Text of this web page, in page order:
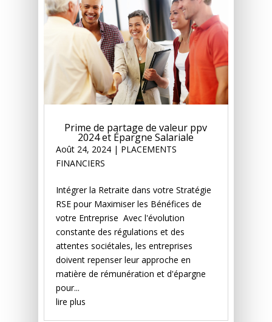
Prime de partage de valeur ppv
2024 et Épargne Salariale
Août 24, 2024 | PLACEMENTS
FINANCIERS
Intégrer la Retraite dans votre Stratégie
RSE pour Maximiser les Bénéfices de
votre Entreprise Avec l'évolution
constante des régulations et des
attentes sociétales, les entreprises
doivent repenser leur approche en
matière de rémunération et d'épargne
pour...
lire plus